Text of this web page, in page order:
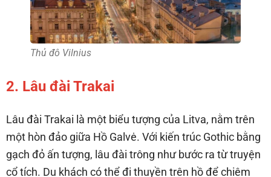
Thủ đô Vilnius
2. Lâu đài Trakai
Lâu đài Trakai là một biểu tượng của Litva, nằm trên
một hòn đảo giữa Hồ Galvė. Với kiến trúc Gothic bằng
gạch đỏ ấn tượng, lâu đài trông như bước ra từ truyện
cổ tích. Du khách có thể đi thuyền trên hồ để chiêm